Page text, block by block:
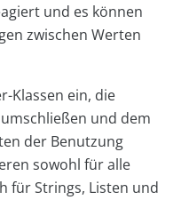
und es können
zwischen Werten
Klassen ein, die
und dem
der Benutzung
sowohl für alle
für Strings, Listen und